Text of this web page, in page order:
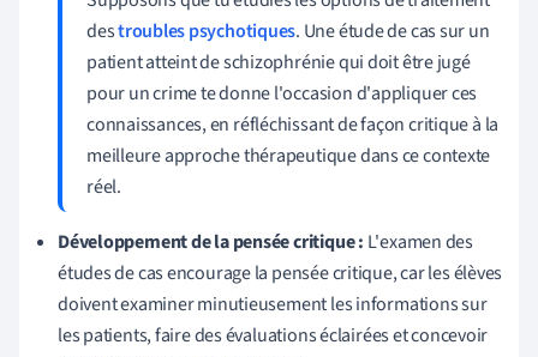
destroubles psychotiques. Une étude de cas sur un
patient atteint de schizophrénie qui doit être jugé
pour un crime te donne l'occasion d'appliquer ces
connaissances, en réfléchissant de façon critique à la
meilleure approche thérapeutique dans ce contexte
réel.
Développement de la pensée critique : L'examen des
études de cas encourage la pensée critique, car les élèves
doivent examiner minutieusement les informations sur
les patients, faire des évaluations éclairées et concevoir